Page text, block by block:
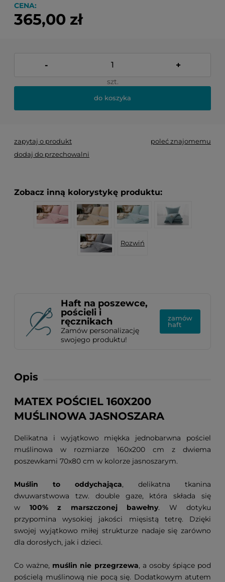
CENA:
365,00 zł
- +
szt.
do koszyka
zapytaj o produkt
poleć znajomemu
dodaj do przechowalni
Zobacz inną kolorystykę produktu:
Rozwiń
Haft na poszewce,
pościeli i
ręcznikach
Zamów personalizację
swojego produktu!
zamów
haft
Opis
MATEX POŚCIEL 160X200
MUŚLINOWA JASNOSZARA
Delikatna i wyjątkowo miękka jednobarwna pościel
muślinowa w rozmiarze 160x200 cm z dwiema
poszewkami 70x80 cm w kolorze jasnoszarym.
Muślin to oddychająca, delikatna tkanina
dwuwarstwowa tzw. double gaze, która składa się
w 100% z marszczonej bawełny. W dotyku
przypomina wysokiej jakości mięsistą tetrę. Dzięki
swojej wyjątkowo miłej strukturze nadaje się zarówno
dla dorosłych, jak i dzieci.
Co ważne, muślin nie przegrzewa, a osoby śpiące pod
pościelą muślinową nie pocą się. Dodatkowym atutem